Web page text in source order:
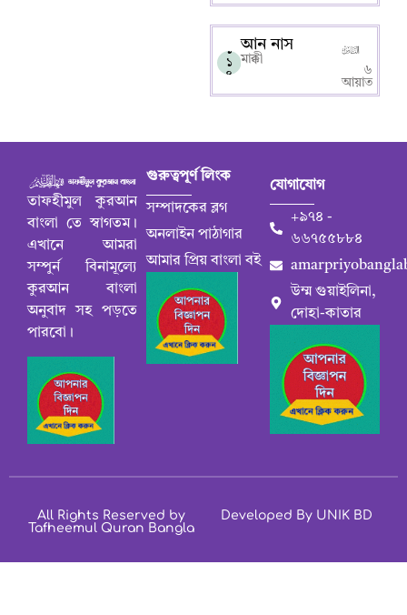
১
১
৪
আন নাস
মাক্কী
৬
আয়াত
তাফহীমুল কুরআন
বাংলা তে স্বাগতম।
এখানে আমরা
সম্পুর্ন বিনামূল্যে
কুরআন বাংলা
অনুবাদ সহ পড়তে
পারবো।
গুরুত্বপূর্ণ লিংক
সম্পাদকের ব্লগ
অনলাইন পাঠাগার
আমার প্রিয় বাংলা বই
যোগাযোগ
+৯৭৪ -
৬৬৭৫৫৮৮৪
উম্ম গুয়াইলিনা,
দোহা-কাতার
All Rights Reserved by
Tafheemul Quran Bangla
Developed By UNIK BD